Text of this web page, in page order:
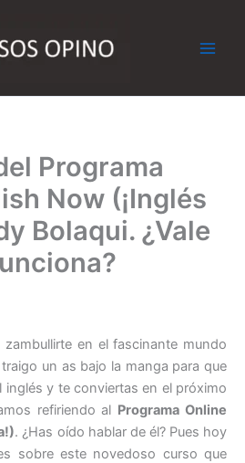
Programa
Now (¡Inglés
Bolaqui. ¿Vale
zambullirte en el fascinante mundo
un as bajo la manga para que
inglés y te conviertas en el próximo
refiriendo al Programa Online
. ¿Has oído hablar de él? Pues hoy
sobre este novedoso curso que